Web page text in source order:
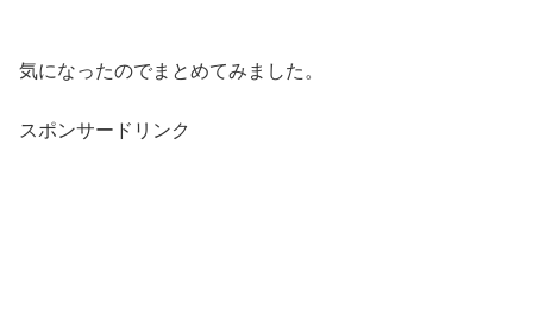
気になったのでまとめてみました。
スポンサードリンク